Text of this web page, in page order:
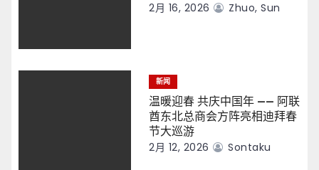
2月 16, 2026 Zhuo, Sun
新闻
温暖迎春 共庆中国年 —— 阿联
酋东北总商会方阵亮相迪拜春
节大巡游
2月 12, 2026 Sontaku